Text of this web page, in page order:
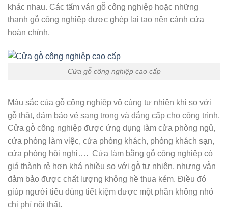
khác nhau. Các tấm ván gỗ công nghiệp hoặc những
thanh gỗ công nghiệp được ghép lại tạo nên cánh cửa
hoàn chỉnh.
Cửa gỗ công nghiệp cao cấp
Màu sắc của gỗ công nghiệp vô cùng tự nhiên khi so với
gỗ thật, đảm bảo vẻ sang trọng và đẳng cấp cho công trình.
Cửa gỗ công nghiệp được ứng dụng làm cửa phòng ngủ,
cửa phòng làm việc, cửa phòng khách, phòng khách sạn,
cửa phòng hội nghị…. Cửa làm bằng gỗ công nghiệp có
giá thành rẻ hơn khá nhiều so với gỗ tự nhiên, nhưng vẫn
đảm bảo được chất lượng không hề thua kém. Điều đó
giúp người tiêu dùng tiết kiệm được một phần không nhỏ
chi phí nội thất.